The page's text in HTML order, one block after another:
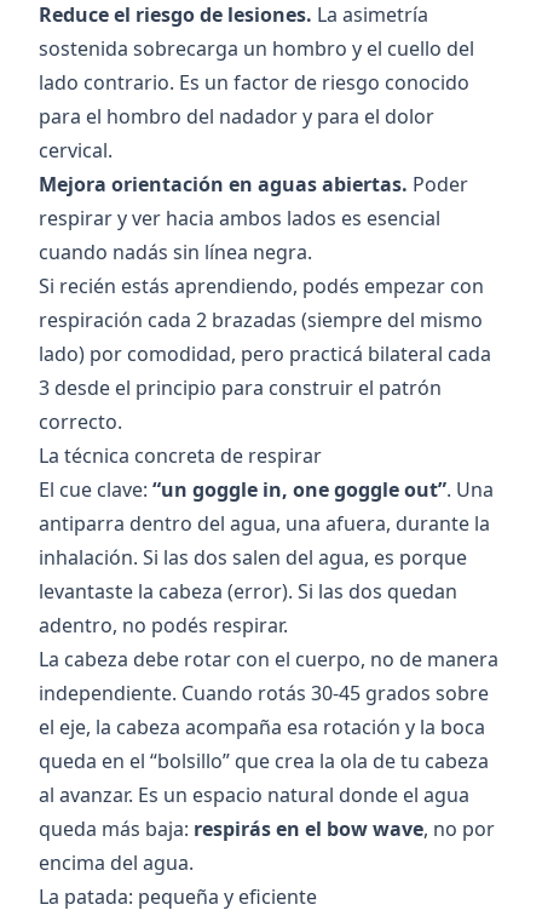
Reduce el riesgo de lesiones. La asimetría
sostenida sobrecarga un hombro y el cuello del
lado contrario. Es un factor de riesgo conocido
para el hombro del nadadory para el dolor
cervical.
Mejora orientación en aguas abiertas. Poder
respirar y ver hacia ambos lados es esencial
cuando nadás sin línea negra.
Si recién estás aprendiendo, podés empezar con
respiración cada 2 brazadas (siempre del mismo
lado) por comodidad, pero practicá bilateral cada
3 desde el principio para construir el patrón
correcto.
La técnica concreta de respirar
El cue clave: “un goggle in, one goggle out”. Una
antiparra dentro del agua, una afuera, durante la
inhalación. Si las dos salen del agua, es porque
levantaste la cabeza (error). Si las dos quedan
adentro, no podés respirar.
La cabeza debe rotar con el cuerpo, no de manera
independiente. Cuando rotás 30-45 grados sobre
el eje, la cabeza acompaña esa rotación y la boca
queda en el “bolsillo” que crea la ola de tu cabeza
al avanzar. Es un espacio natural donde el agua
queda más baja: respirás en el bow wave, no por
encima del agua.
La patada: pequeña y eficiente